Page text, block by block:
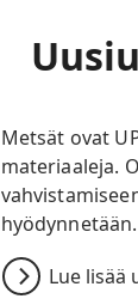
Metsät ovat
materiaaleja.
hyödynnetään.
Lue lisää